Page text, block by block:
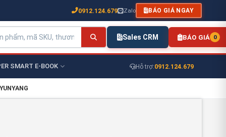
0912.124.679 Zalo BÁO GIÁ NGAY
Sales CRM BÁO GIÁ 0
SMART E-BOOK Hỗ trợ:0912.124.679